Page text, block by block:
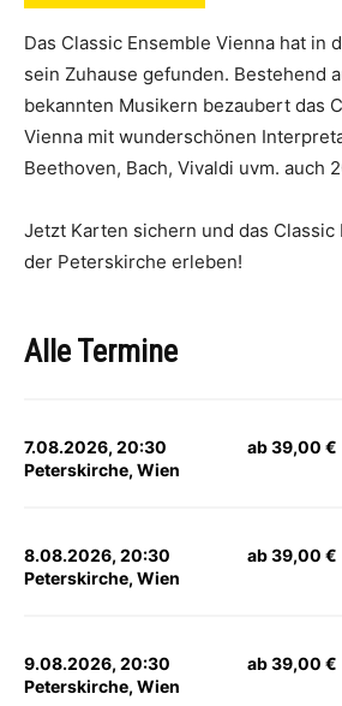
Das Classic Ensemble Vienna hat in
sein Zuhause gefunden. Bestehend
bekannten Musikern bezaubert das
Vienna mit wunderschönen
Beethoven, Bach, Vivaldi uvm. auch
Jetzt Karten sichern und das Classic
der Peterskirche erleben!
Alle Termine
7.08.2026, 20:30
Peterskirche, Wien
ab 39,00 €
8.08.2026, 20:30
Peterskirche, Wien
ab 39,00 €
9.08.2026, 20:30
Peterskirche, Wien
ab 39,00 €